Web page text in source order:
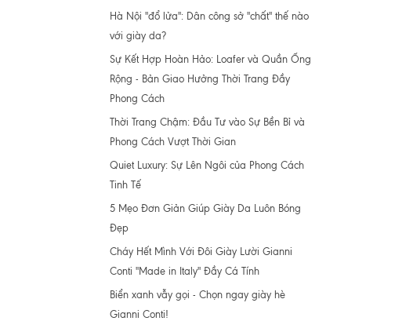
Hà Nội "đổ lửa": Dân công sở "chất" thế nào
với giày da?
Sự Kết Hợp Hoàn Hảo: Loafer và Quần Ống
Rộng - Bản Giao Hưởng Thời Trang Đầy
Phong Cách
Thời Trang Chậm: Đầu Tư vào Sự Bền Bỉ và
Phong Cách Vượt Thời Gian
Quiet Luxury: Sự Lên Ngôi của Phong Cách
Tinh Tế
5 Mẹo Đơn Giản Giúp Giày Da Luôn Bóng
Đẹp
Cháy Hết Mình Với Đôi Giày Lười Gianni
Conti "Made in Italy" Đầy Cá Tính
Biển xanh vẫy gọi - Chọn ngay giày hè
Gianni Conti!